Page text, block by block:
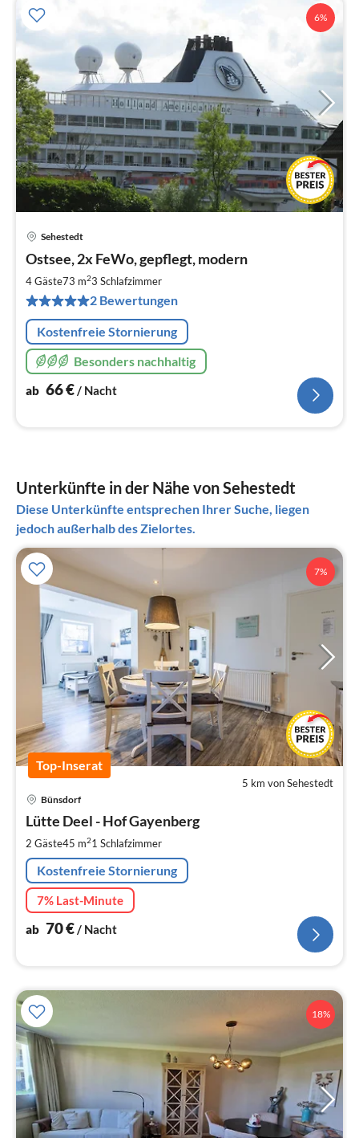
6%
Sehestedt
Ostsee, 2x FeWo, gepflegt, modern
4 Gäste73 m23 Schlafzimmer
2 Bewertungen
Kostenfreie Stornierung
Besonders nachhaltig
ab 66€/ Nacht
Unterkünfte in der Nähe von Sehestedt
Diese Unterkünfte entsprechen Ihrer Suche, liegen
jedoch außerhalb des Zielortes.
7%
Top-Inserat
5 km von Sehestedt
Bünsdorf
Lütte Deel - Hof Gayenberg
2 Gäste45 m21 Schlafzimmer
Kostenfreie Stornierung
7% Last-Minute
ab 70€/ Nacht
18%